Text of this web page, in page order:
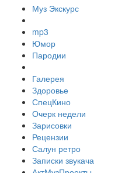
Муз Экскурс
mp3
Юмор
Пародии
Галерея
Здоровье
СпецКино
Очерк недели
Зарисовки
Рецензии
Салун ретро
Записки звукача